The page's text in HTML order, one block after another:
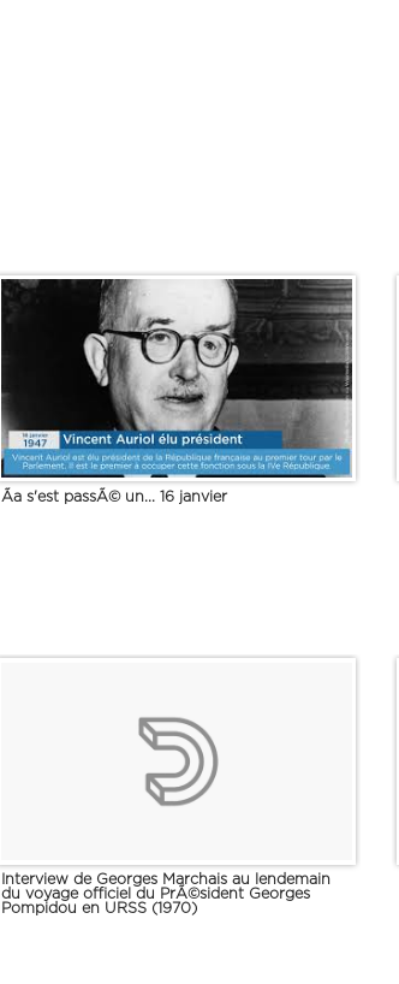
Ãa s'est passÃ© un... 16 janvier
Interview de Georges Marchais au lendemain
du voyage officiel du PrÃ©sident Georges
Pompidou en URSS (1970)